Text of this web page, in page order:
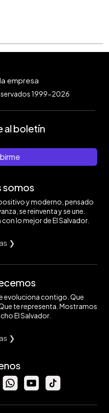
1999-2026
al boletín
somos
y moderno, pensado
se reinventa y se une.
lo mejor de El Salvador.
❯
evoluciona contigo. Que
te representa. Mostramos
El Salvador.
❯